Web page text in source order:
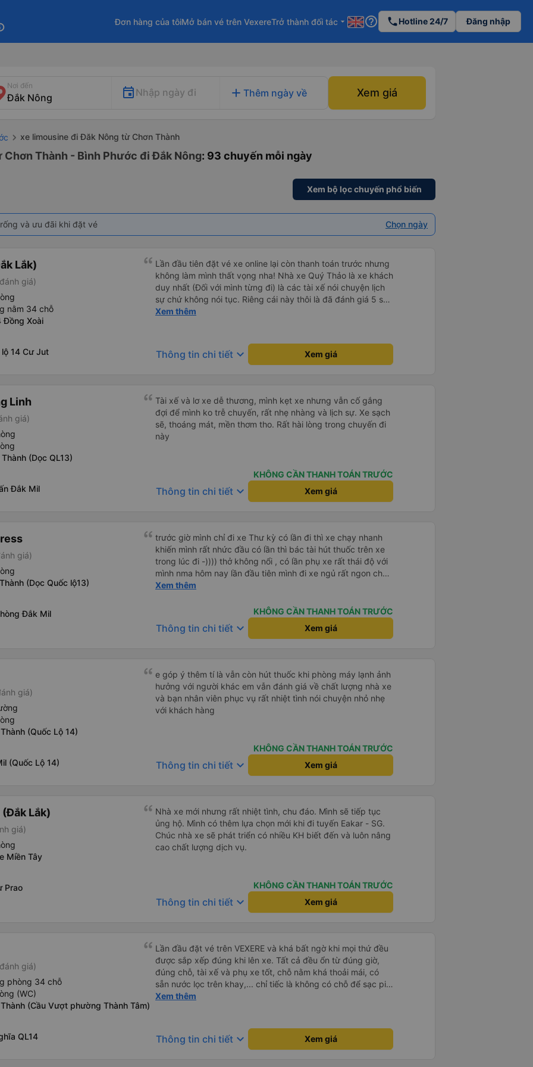
Đơn hàng của tôiMở bán vé trên VexereTrở thành đối tác arrow_drop_down help_outline phoneHotline 24/7 Đăng nhập
Nơi đến
Nhập ngày đi add Thêm ngày về Xem giá
xe limousine đi Đăk Nông từ Chơn Thành
Thành - Bình Phước đi Đắk Nông: 93 chuyến mỗi ngày
Xem bộ lọc chuyến phổ biến
và ưu đãi khi đặt vé Chọn ngày
Lắk)
giá)
nằm 34 chỗ
Đồng Xoài
14 Cư Jut
Lần đầu tiên đặt vé xe online lại còn thanh toán trước nhưng
không làm mình thất vọng nha! Nhà xe Quý Thảo là xe khách
duy nhất (Đối với mình từng đi) là các tài xế nói chuyện lịch
sự chứ không nói tục. Riêng cái này thôi là đã đánh giá 5 sao
rồi. Chú tài xế còn uống pepsi rất dễ thương chứ không có
Xem thêm
Thông tin chi tiết keyboard_arrow_down Xem giá
Linh
giá)
(Dọc QL13)
Đắk Mil
Tài xế và lơ xe dễ thương, mình kẹt xe nhưng vẫn cố gắng
đợi để mình ko trễ chuyến, rất nhẹ nhàng và lịch sự. Xe sạch
sẽ, thoáng mát, mền thơm tho. Rất hài lòng trong chuyến đi
này
KHÔNG CẦN THANH TOÁN TRƯỚC
Thông tin chi tiết keyboard_arrow_down Xem giá
giá)
(Dọc Quốc lộ13)
Đắk Mil
trước giờ mình chỉ đi xe Thư kỳ có lần đi thì xe chạy nhanh
khiến mình rất nhức đầu có lần thì bác tài hút thuốc trên xe
trong lúc đi -)))) thở không nổi , có lần phụ xe rất thái độ với
mình nma hôm nay lần đầu tiên mình đi xe ngủ rất ngon chạy
êm lắm phải nói là đã bác tài và anh phụ xe còn dễ thương
của nhà xe Minh An thư kỳ luôn luôn bình an và suôn sẻ ạ
Xem thêm
KHÔNG CẦN THANH TOÁN TRƯỚC
Thông tin chi tiết keyboard_arrow_down Xem giá
giá)
(Quốc Lộ 14)
(Quốc Lộ 14)
e góp ý thêm tí là vẫn còn hút thuốc khi phòng máy lạnh ảnh
hưởng với người khác em vẫn đánh giá về chất lượng nhà xe
và bạn nhân viên phục vụ rất nhiệt tình nói chuyện nhỏ nhẹ
với khách hàng
KHÔNG CẦN THANH TOÁN TRƯỚC
Thông tin chi tiết keyboard_arrow_down Xem giá
Lắk)
giá)
Miền Tây
Prao
Nhà xe mới nhưng rất nhiệt tình, chu đáo. Mình sẽ tiếp tục
ủng hộ. Mình có thêm lựa chọn mới khi đi tuyến Eakar - SG.
Chúc nhà xe sẽ phát triển có nhiều KH biết đến và luôn nâng
cao chất lượng dịch vụ.
KHÔNG CẦN THANH TOÁN TRƯỚC
Thông tin chi tiết keyboard_arrow_down Xem giá
giá)
phòng 34 chỗ
(WC)
(Cầu Vượt phường Thành Tâm)
QL14
Lần đầu đặt vé trên VEXERE và khá bất ngờ khi mọi thứ đều
được sắp xếp đúng khi lên xe. Tất cả đều ổn từ đúng giờ,
đúng chỗ, tài xế và phụ xe tốt, chỗ nằm khá thoải mái, có
sẵn nước lọc trên khay,... chỉ tiếc là không có chỗ để sạc pin
thôi. Nhưng vậy cũng quá ổn rồi!
Xem thêm
Thông tin chi tiết keyboard_arrow_down Xem giá